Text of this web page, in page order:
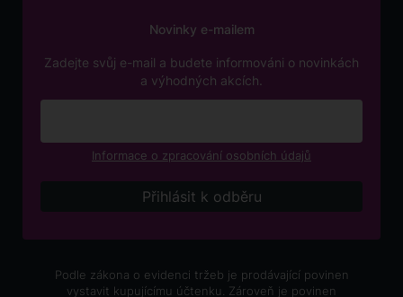
Novinky e-mailem
Zadejte svůj e-mail a budete informováni o novinkách
a výhodných akcích.
Informace o zpracování osobních údajů
Podle zákona o evidenci tržeb je prodávající povinen
vystavit kupujícímu účtenku. Zároveň je povinen